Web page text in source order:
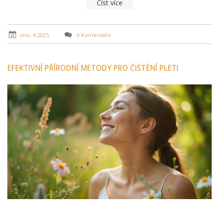
cibule do vaší péče o pleť. Nechte se překvapit
nečekanými přínosy, které vám cibulová šťáva nabízí.
Číst více
úno, 4 2025 0 Komentáře
EFEKTIVNÍ PŘÍRODNÍ METODY PRO ČIŠTĚNÍ PLETI